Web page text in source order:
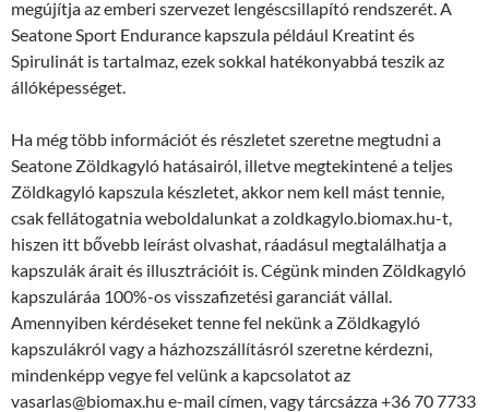
megújítja az emberi szervezet lengéscsillapító rendszerét. A
Seatone Sport Endurance kapszula például Kreatint és
Spirulinát is tartalmaz, ezek sokkal hatékonyabbá teszik az
állóképességet.
Ha még több információt és részletet szeretne megtudni a
Seatone Zöldkagyló hatásairól, illetve megtekintené a teljes
Zöldkagyló kapszula készletet, akkor nem kell mást tennie,
csak fellátogatnia weboldalunkat a zoldkagylo.biomax.hu-t,
hiszen itt bővebb leírást olvashat, ráadásul megtalálhatja a
kapszulák árait és illusztrációit is. Cégünk minden Zöldkagyló
kapszuláráa 100%-os visszafizetési garanciát vállal.
Amennyiben kérdéseket tenne fel nekünk a Zöldkagyló
kapszulákról vagy a házhozszállításról szeretne kérdezni,
mindenképp vegye fel velünk a kapcsolatot az
vasarlas@biomax.hu e-mail címen, vagy tárcsázza +36 70 7733